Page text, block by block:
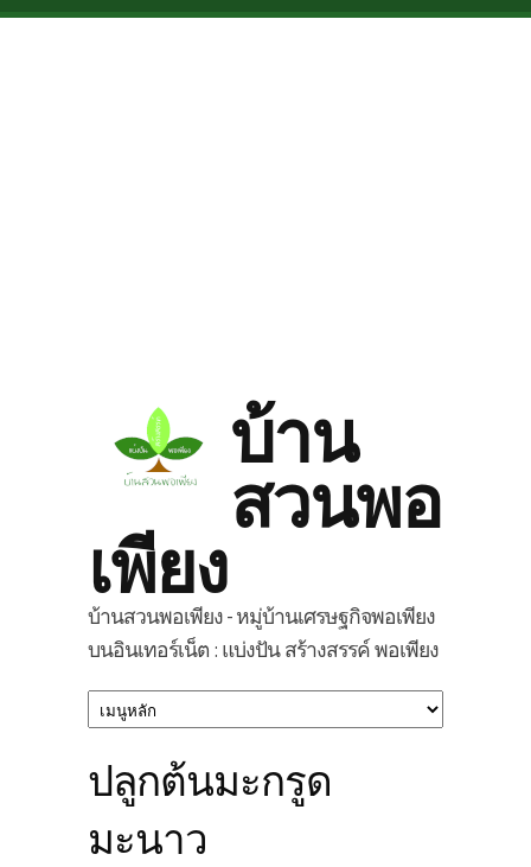
Skip to main content
บ้าน
สวนพอ
เพียง
บ้านสวนพอเพียง - หมู่บ้านเศรษฐกิจพอเพียง
บนอินเทอร์เน็ต : แบ่งปัน สร้างสรรค์ พอเพียง
ปลูกต้นมะกรูด
มะนาว